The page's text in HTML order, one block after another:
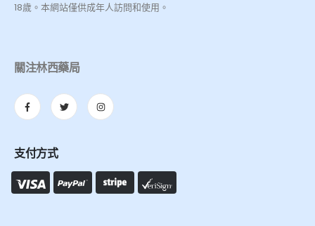
18歲。本網站僅供成年人訪問和使用。
關注林西藥局
支付方式